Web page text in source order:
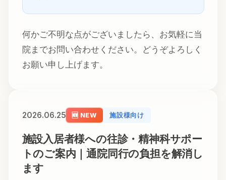
何かご不明な点がございましたら、お気軽に当
院までお問い合わせください。どうぞよろしく
お願い申し上げます。
2026.06.25 🆕 NEW 施設様向け
施設入居者様への往診・精神科サポー
トのご案内｜通院同行の負担を解消し
ます